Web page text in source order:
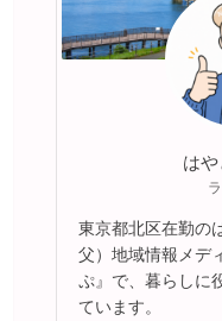
は
東京都北区在勤の
父）地域情報メデ
ぷ』で、暮らしに
ています。